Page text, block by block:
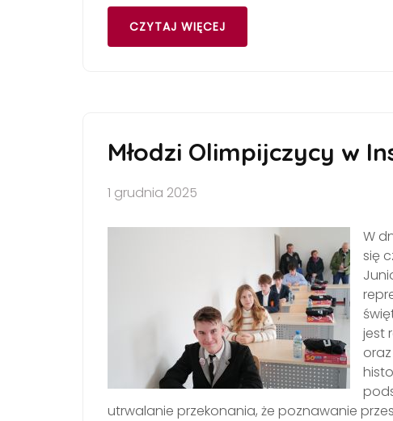
CZYTAJ WIĘCEJ
Młodzi Olimpijczycy w
1 grudnia 2025
W
się
jest
utrwalanie przekonania, że poznawanie